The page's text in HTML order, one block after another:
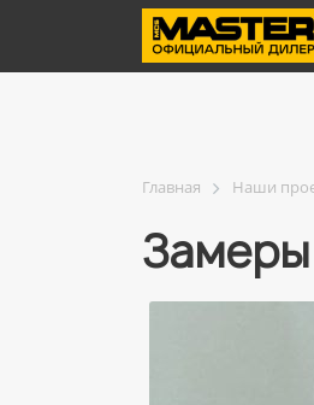
Главная Наши